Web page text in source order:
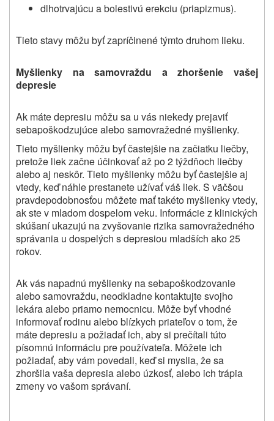
dlhotrvajúcu a bolestivú erekciu (priapizmus).
Tieto stavy môžu byť zapríčinené týmto druhom lieku.
Myšlienky na samovraždu a zhoršenie vašej
depresie
Ak máte depresiu môžu sa u vás niekedy prejaviť
sebapoškodzujúce alebo samovražedné myšlienky.
Tieto myšlienky môžu byť častejšie na začiatku liečby,
pretože liek začne účinkovať až po 2 týždňoch liečby
alebo aj neskôr. Tieto myšlienky môžu byť častejšie aj
vtedy, keď náhle prestanete užívať váš liek. S väčšou
pravdepodobnosťou môžete mať takéto myšlienky vtedy,
ak ste v mladom dospelom veku. Informácie z klinických
skúšaní ukazujú na zvyšovanie rizika samovražedného
správania u dospelých s depresiou mladších ako 25
rokov.
Ak vás napadnú myšlienky na sebapoškodzovanie
alebo samovraždu, neodkladne kontaktujte svojho
lekára alebo priamo nemocnicu. Môže byť vhodné
informovať rodinu alebo blízkych priateľov o tom, že
máte depresiu a požiadať ich, aby si prečítali túto
písomnú informáciu pre používateľa. Môžete ich
požiadať, aby vám povedali, keď si myslia, že sa
zhoršila vaša depresia alebo úzkosť, alebo ich trápia
zmeny vo vašom správaní.